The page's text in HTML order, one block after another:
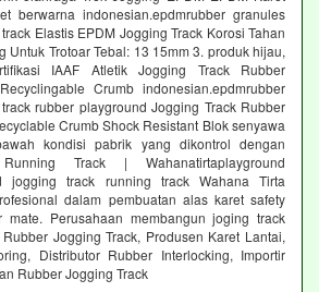
berwarna indonesian.epdmrubber granules
Elastis EPDM Jogging Track Korosi Tahan
Untuk Trotoar Tebal: 13 15mm 3. produk hijau,
IAAF Atletik Jogging Track Rubber
Crumb indonesian.epdmrubber
rubber playground Jogging Track Rubber
Crumb Shock Resistant Blok senyawa
kondisi pabrik yang dikontrol dengan
Track | Wahanatirtaplayground
jogging track running track Wahana Tirta
dalam pembuatan alas karet safety
mate. Perusahaan membangun joging track
Jogging Track, Produsen Karet Lantai,
Distributor Rubber Interlocking, Importir
Rubber Jogging Track